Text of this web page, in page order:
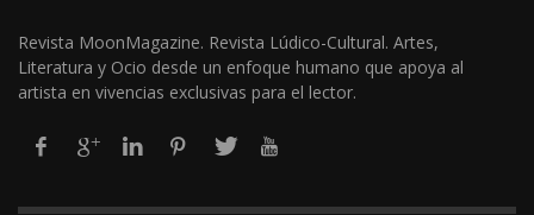
Revista MoonMagazine. Revista Lúdico-Cultural. Artes,
Literatura y Ocio desde un enfoque humano que apoya al
artista en vivencias exclusivas para el lector.